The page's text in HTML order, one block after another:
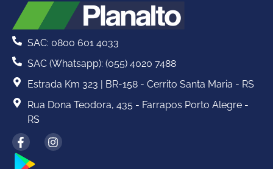
SAC: 0800 601 4033
SAC (Whatsapp): (055) 4020 7488
Estrada Km 323 | BR-158 - Cerrito Santa Maria - RS
Rua Dona Teodora, 435 - Farrapos Porto Alegre -
RS